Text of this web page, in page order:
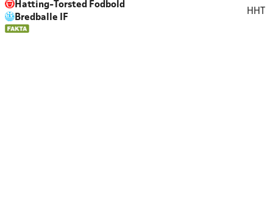
Hatting-Torsted Fodbold
Bredballe IF
HHT